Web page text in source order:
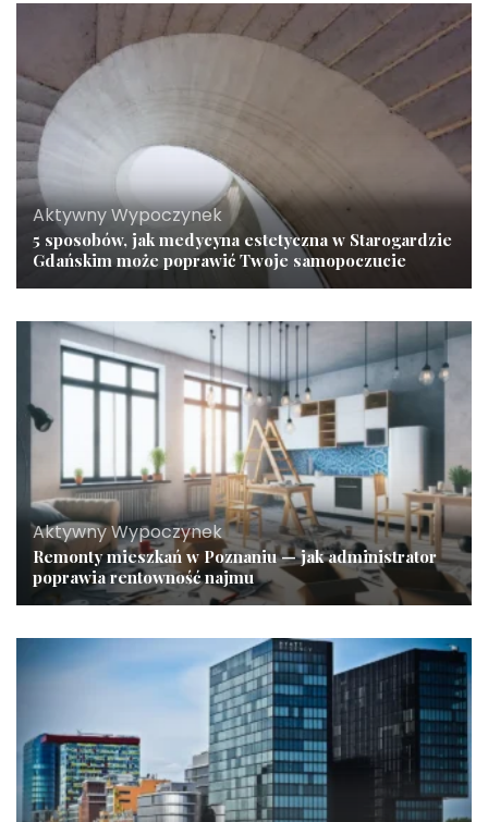
Aktywny Wypoczynek
5 sposobów, jak medycyna estetyczna w Starogardzie
Gdańskim może poprawić Twoje samopoczucie
Aktywny Wypoczynek
Remonty mieszkań w Poznaniu — jak administrator
poprawia rentowność najmu